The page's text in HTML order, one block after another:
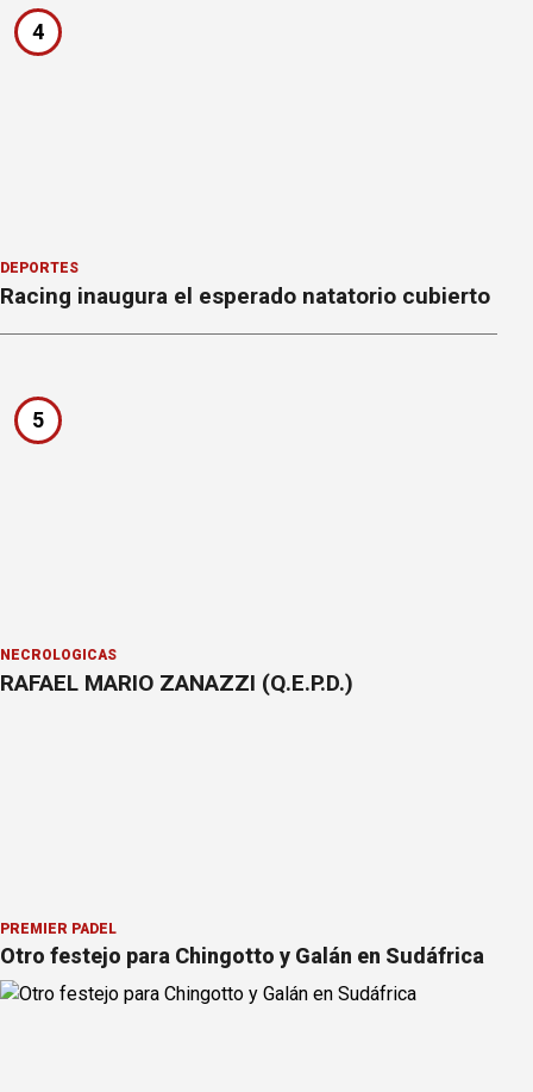
4
DEPORTES
Racing inaugura el esperado natatorio cubierto
5
NECROLÓGICAS
RAFAEL MARIO ZANAZZI (Q.E.P.D.)
PREMIER PÁDEL
Otro festejo para Chingotto y Galán en Sudáfrica